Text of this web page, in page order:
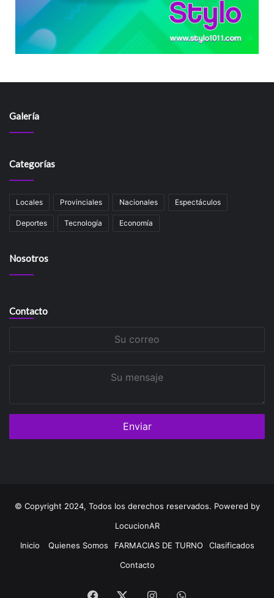
Galería
Categorías
Locales Provinciales Nacionales Espectáculos
Deportes Tecnología Economía
Nosotros
Contacto
© Copyright 2024, Todos los derechos reservados. Powered by
LocucionAR
Inicio
Quienes Somos FARMACIAS DE TURNO
Clasificados
Contacto
Facebook InstagramWhatsapp